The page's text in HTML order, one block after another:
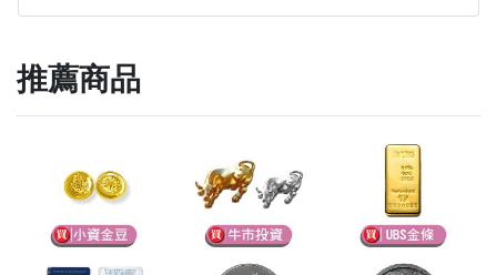
推薦商品